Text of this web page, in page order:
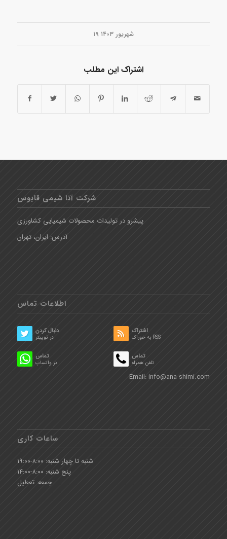
۱۹ شهریور ۱۴۰۳
اشتراک این مطلب
شرکت آنا شیمی قابوس
پیشرو در تولیدات محصولات شیمیایی کشاورزی
آدرس: ایران، تهران
اطلاعات تماس
دنبال کردن
در توییتر
اشتراک
به خوراک RSS
تماس
در واتساپ
تماس
تلفن همراه
Email: info@ana-shimi.com
ساعات کاری
شنبه تا چهار شنبه: ۸:۰۰-۱۹:۰۰
پنج شنبه: ۸:۰۰-۱۴:۰۰
جمعه: تعطیل